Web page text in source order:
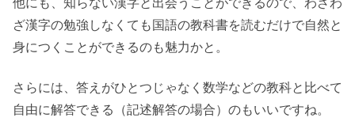
他にも、知らない漢字と出会うことができるので、わざわ
ざ漢字の勉強しなくても国語の教科書を読むだけで自然と
身につくことができるのも魅力かと。
さらには、答えがひとつじゃなく数学などの教科と比べて
自由に解答できる（記述解答の場合）のもいいですね。